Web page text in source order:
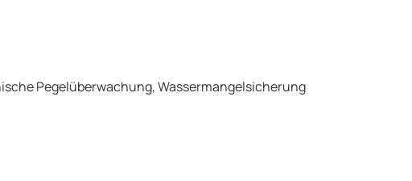
Pegelüberwachung, Wassermangelsicherung